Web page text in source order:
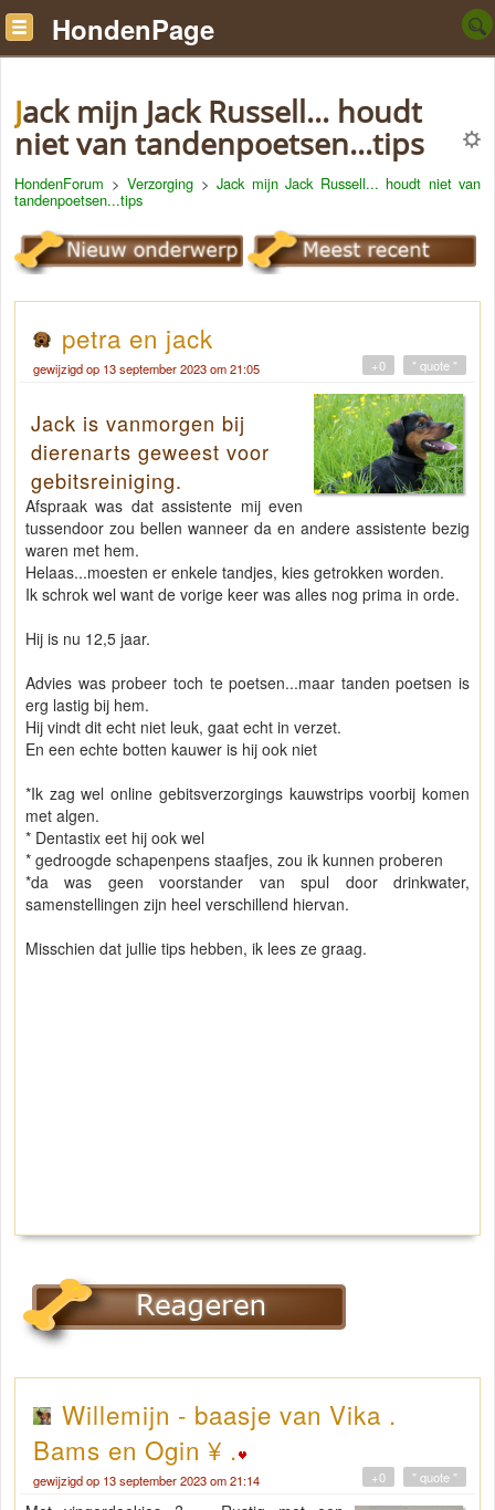
HondenPage
Jack mijn Jack Russell... houdt
niet van tandenpoetsen...tips
HondenForum > Verzorging > Jack mijn Jack Russell... houdt niet van
tandenpoetsen...tips
petra en jack
gewijzigd op 13 september 2023 om 21:05 " quote "
+0
Jack is vanmorgen bij
dierenarts geweest voor
gebitsreiniging.
Afspraak was dat assistente mij even
tussendoor zou bellen wanneer da en andere assistente bezig
waren met hem.
Helaas...moesten er enkele tandjes, kies getrokken worden.
Ik schrok wel want de vorige keer was alles nog prima in orde.
Hij is nu 12,5 jaar.
Advies was probeer toch te poetsen...maar tanden poetsen is
erg lastig bij hem.
Hij vindt dit echt niet leuk, gaat echt in verzet.
En een echte botten kauwer is hij ook niet
*Ik zag wel online gebitsverzorgings kauwstrips voorbij komen
met algen.
* Dentastix eet hij ook wel
* gedroogde schapenpens staafjes, zou ik kunnen proberen
*da was geen voorstander van spul door drinkwater,
samenstellingen zijn heel verschillend hiervan.
Misschien dat jullie tips hebben, ik lees ze graag.
Willemijn - baasje van Vika .
Bams en Ogin ¥ .
gewijzigd op 13 september 2023 om 21:14 " quote "
+0